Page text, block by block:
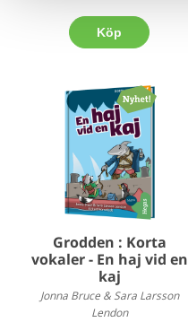
Köp
Grodden : Korta
vokaler - En haj vid en
kaj
Jonna Bruce & Sara Larsson
Lendon